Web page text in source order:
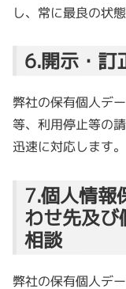
し、常に最良の状
6.開示・訂
弊社の保有個人デ
等、利用停止等の
迅速に対応します。
7.個人情報
わせ先及び
相談
弊社の保有個人デ